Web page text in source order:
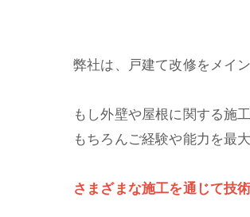
弊社は、戸建て改修をメイ
もし外壁や屋根に関する施
もちろんご経験や能力を最
さまざまな施工を通じて技